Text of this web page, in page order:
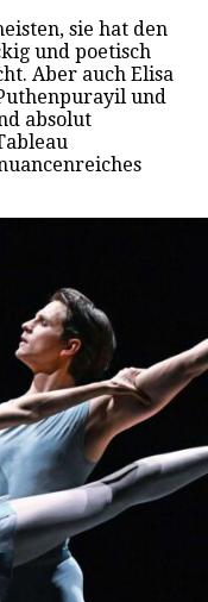
sie hat den
und poetisch
Aber auch Elisa
und
absolut